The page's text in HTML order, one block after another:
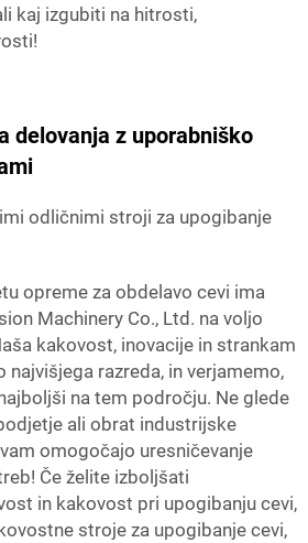
kaj izgubiti na hitrosti,
delovanja z uporabniško
odličnimi stroji za upogibanje
opreme za obdelavo cevi ima
Machinery Co., Ltd. na voljo
kakovost, inovacije in strankam
najvišjega razreda, in verjamemo,
na tem področju. Ne glede
ali obrat industrijske
omogočajo uresničevanje
Če želite izboljšati
in kakovost pri upogibanju cevi,
stroje za upogibanje cevi,